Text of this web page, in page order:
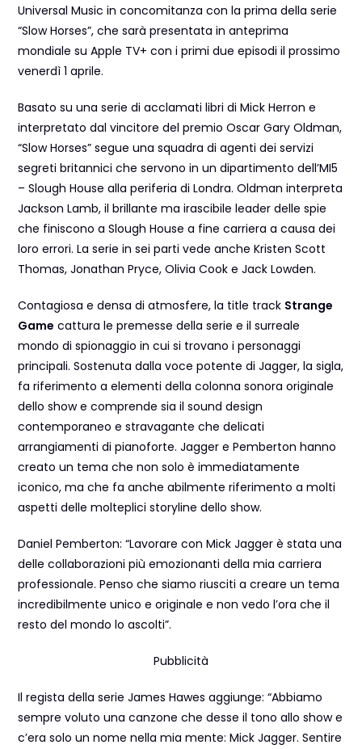
Universal Music in concomitanza con la prima della serie
“Slow Horses”, che sarà presentata in anteprima
mondiale su Apple TV+ con i primi due episodi il prossimo
venerdì 1 aprile.
Basato su una serie di acclamati libri di Mick Herron e
interpretato dal vincitore del premio Oscar Gary Oldman,
“Slow Horses” segue una squadra di agenti dei servizi
segreti britannici che servono in un dipartimento dell’MI5
– Slough House alla periferia di Londra. Oldman interpreta
Jackson Lamb, il brillante ma irascibile leader delle spie
che finiscono a Slough House a fine carriera a causa dei
loro errori. La serie in sei parti vede anche Kristen Scott
Thomas, Jonathan Pryce, Olivia Cook e Jack Lowden.
Contagiosa e densa di atmosfere, la title track Strange
Game cattura le premesse della serie e il surreale
mondo di spionaggio in cui si trovano i personaggi
principali. Sostenuta dalla voce potente di Jagger, la sigla,
fa riferimento a elementi della colonna sonora originale
dello show e comprende sia il sound design
contemporaneo e stravagante che delicati
arrangiamenti di pianoforte. Jagger e Pemberton hanno
creato un tema che non solo è immediatamente
iconico, ma che fa anche abilmente riferimento a molti
aspetti delle molteplici storyline dello show.
Daniel Pemberton: “Lavorare con Mick Jagger è stata una
delle collaborazioni più emozionanti della mia carriera
professionale. Penso che siamo riusciti a creare un tema
incredibilmente unico e originale e non vedo l’ora che il
resto del mondo lo ascolti”.
Pubblicità
Il regista della serie James Hawes aggiunge: “Abbiamo
sempre voluto una canzone che desse il tono allo show e
c’era solo un nome nella mia mente: Mick Jagger. Sentire